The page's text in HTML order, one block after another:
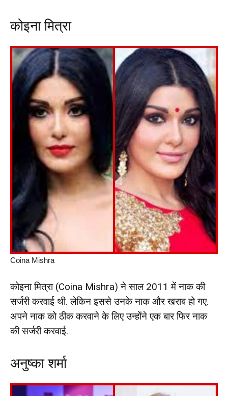
कोइना मित्रा
Coina Mishra
कोइना मित्रा (Coina Mishra) ने साल 2011 में नाक की
सर्जरी करवाई थी. लेकिन इससे उनके नाक और खराब हो गए.
अपने नाक को ठीक करवाने के लिए उन्होंने एक बार फिर नाक
की सर्जरी करवाई.
अनुष्का शर्मा